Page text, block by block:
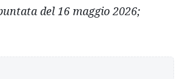
del 16 maggio 2026;